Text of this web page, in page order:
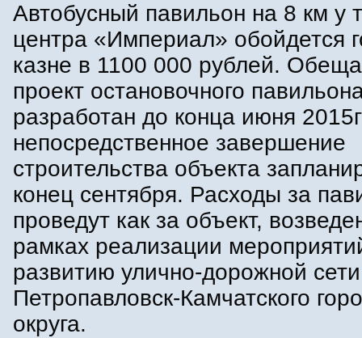
Автобусный павильон на 8 км у
центра «Империал» обойдется
казне в 1100 000 рублей.
проект остановочного
разработан до конца июня
непосредственное завершение
строительства объекта
конец сентября. Расходы за
проведут как за объект,
рамках реализации
развитию улично-дорожной сети
Петропавловск-Камчатского
округа.